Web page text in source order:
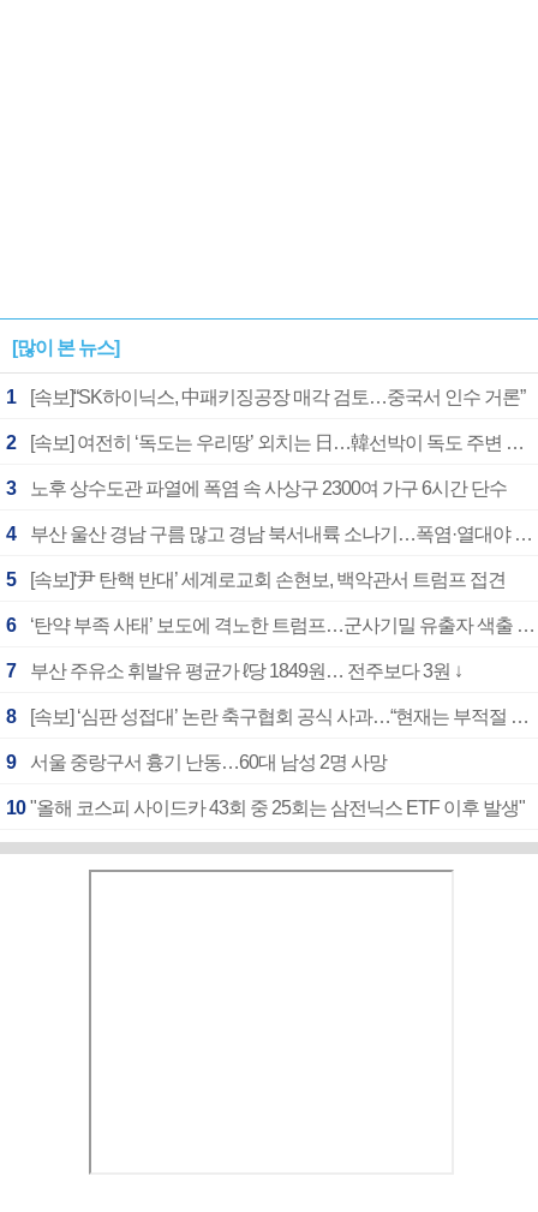
[많이 본 뉴스]
1 [속보]“SK하이닉스, 中패키징공장 매각 검토…중국서 인수 거론”
2 [속보] 여전히 ‘독도는 우리땅’ 외치는 日…韓선박이 독도 주변 해양조사 활동하자 반발
3 노후 상수도관 파열에 폭염 속 사상구 2300여 가구 6시간 단수
4 부산 울산 경남 구름 많고 경남 북서내륙 소나기…폭염·열대야 계속
5 [속보]‘尹 탄핵 반대’ 세계로교회 손현보, 백악관서 트럼프 접견
6 ‘탄약 부족 사태’ 보도에 격노한 트럼프…군사기밀 유출자 색출 지시
7 부산 주유소 휘발유 평균가 ℓ당 1849원… 전주보다 3원 ↓
8 [속보] ‘심판 성접대’ 논란 축구협회 공식 사과…“현재는 부적절 행위 없어”
9 서울 중랑구서 흉기 난동…60대 남성 2명 사망
10 "올해 코스피 사이드카 43회 중 25회는 삼전닉스 ETF 이후 발생"